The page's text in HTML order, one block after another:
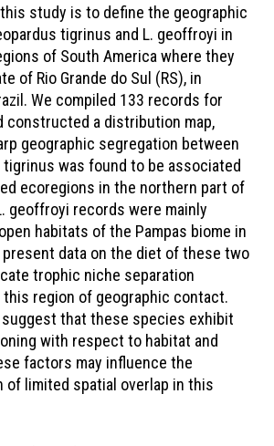
study is to define the geographic
tigrinus and L. geoffroyi in
of South America where they
of Rio Grande do Sul (RS), in
We compiled 133 records for
constructed a distribution map,
geographic segregation between
was found to be associated
ecoregions in the northern part of
geoffroyi records were mainly
habitats of the Pampas biome in
present data on the diet of these two
trophic niche separation
this region of geographic contact.
that these species exhibit
with respect to habitat and
factors may influence the
of limited spatial overlap in this